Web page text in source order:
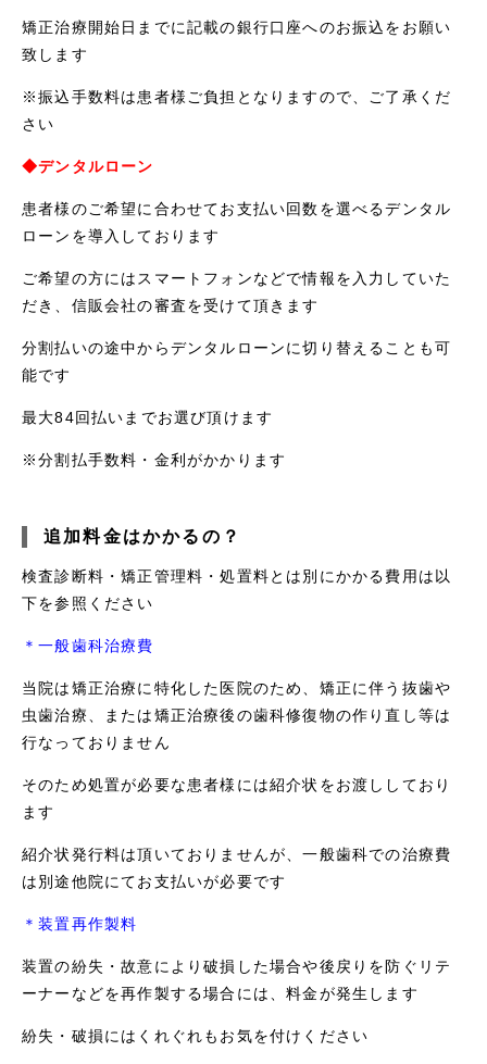
矯正治療開始日までに記載の銀行口座へのお振込をお願い
致します
※振込手数料は患者様ご負担となりますので、ご了承くだ
さい
◆デンタルローン
患者様のご希望に合わせてお支払い回数を選べるデンタル
ローンを導入しております
ご希望の方にはスマートフォンなどで情報を入力していた
だき、信販会社の審査を受けて頂きます
分割払いの途中からデンタルローンに切り替えることも可
能です
最大84回払いまでお選び頂けます
※分割払手数料・金利がかかります
追加料金はかかるの？
検査診断料・矯正管理料・処置料とは別にかかる費用は以
下を参照ください
＊一般歯科治療費
当院は矯正治療に特化した医院のため、矯正に伴う抜歯や
虫歯治療、または矯正治療後の歯科修復物の作り直し等は
行なっておりません
そのため処置が必要な患者様には紹介状をお渡ししており
ます
紹介状発行料は頂いておりませんが、一般歯科での治療費
は別途他院にてお支払いが必要です
＊装置再作製料
装置の紛失・故意により破損した場合や後戻りを防ぐリテ
ーナーなどを再作製する場合には、料金が発生します
紛失・破損にはくれぐれもお気を付けください